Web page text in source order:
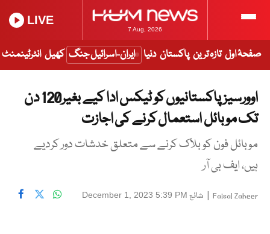
7 Aug, 2026
LIVE
صفحۂ اول تازہ ترین پاکستان دنیا ایران-اسرائیل جنگ کھیل انٹرٹینمنٹ
اوورسیز پاکستانیوں کو ٹیکس ادا کیے بغیر120 دن
تک موبائل استعمال کرنے کی اجازت
موبائل فون کو بلاک کرنے سے متعلق خدشات دور کردیے
ہیں، ایف بی آر
Faisal Zaheer
| شائع December 1, 2023 5:39 PM